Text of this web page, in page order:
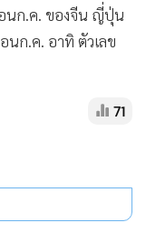
นก.ค. ของจีน ญี่ปุ่น
นก.ค. อาทิ ตัวเลข
71